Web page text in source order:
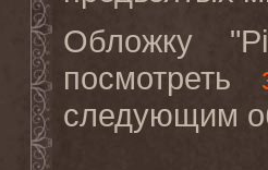
Обложку "
посмотреть
следующим